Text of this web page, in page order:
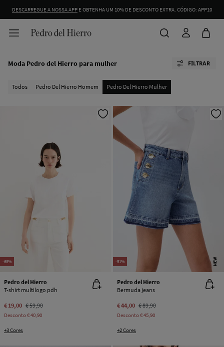
IDENTIFIQUE-SE COMO SÓCIO E APROVEITE TODAS AS VANTAGENS. |INICIAR SESIÓN.
Moda Pedro del Hierro para mulher FILTRAR
Todos Pedro Del Hierro Homem Pedro Del Hierro Mulher
-68%
Pedro del Hierro
T-shirt multilogo pdh
€ 19,00 € 59,90
Desconto€ 40,90
+3 Cores
-51% NEW
Pedro del Hierro
Bermuda jeans
€ 44,00 € 89,90
Desconto€ 45,90
+2 Cores